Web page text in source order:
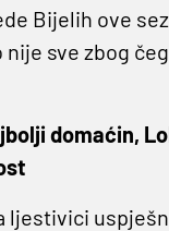
Bijelih ove
sve zbog
domaćin,
ljestivici